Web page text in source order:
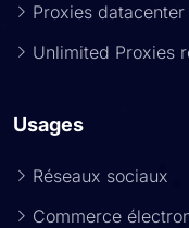
Proxies
Unlimited Proxies
Usages
Réseaux sociaux
Commerce